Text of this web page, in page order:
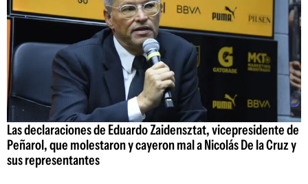
Las declaraciones de Eduardo Zaidensztat, vicepresidente de
Peñarol, que molestaron y cayeron mal a Nicolás De la Cruz y
sus representantes